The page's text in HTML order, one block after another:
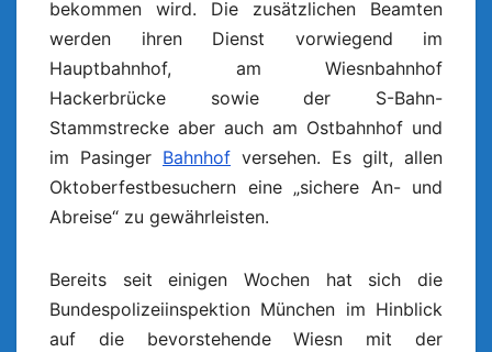
bekommen wird. Die zusätzlichen Beamten
werden ihren Dienst vorwiegend im
Hauptbahnhof, am Wiesnbahnhof
Hackerbrücke sowie der S-Bahn-
Stammstrecke aber auch am Ostbahnhof und
im Pasinger Bahnhof versehen. Es gilt, allen
Oktoberfestbesuchern eine „sichere An- und
Abreise“ zu gewährleisten.
Bereits seit einigen Wochen hat sich die
Bundespolizeiinspektion München im Hinblick
auf die bevorstehende Wiesn mit der